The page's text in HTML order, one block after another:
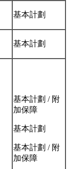
基本計劃
基本計劃
基本計劃 / 附
加保障
基本計劃
基本計劃 / 附
加保障